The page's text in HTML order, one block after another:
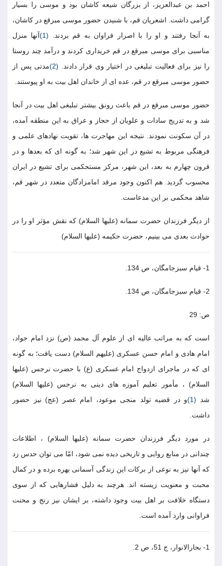
احمد بن عبدالعزيز، از بزرگان شيعه كاشان بود و موسى را بسيار
گرامى داشت. اشعريان قم، با شنيدن حضور موسى مبرقع در كاشان،
به آنجا رفتند و او را با اصرار فراوان به قم بردند. (1)
آنها منزل
مناسبى براى موسى مبرقع در قم خريدارى كردند و درآمد چند روستا
را نيز براى فعاليت تبليغى در اختيار وى قرار دادند. (2)
مدتى پس از
حضور موسى مبرقع در قم، عده اى از خاندان اهل بيت به او پيوستند.
حضور موسى مبرقع در قم باعث رونق بيشتر تبليغى اهل بيت در آنجا
شد و به تدريج سادات و علويان از حجاز و عراق به اين منطقه آمده،
در آن سكونت نمودند. نتيجه اين مهاجرت ها، تقويت نهادهاى علمى و
فرهنگى مربوط به تشيع در اين شهر شد؛ به گونه اى كه بعدها و در
قرون چهارم به بعد، اين شهر، مركز مستحكمى براى تشيع در ايران
محسوب گرديد. هم اكنون وجود مرقد امامزادگان متعدد در شهر قم،
شاهد محكمى بر اين مدعاست.
از ديگر فرزندان حضرت سمانه (عليها السلام) كه نقش مؤثر او را در
حوادث بعدى مى بينيم، حضرت حكيمه (عليها السلام)
1- قيام سبزجامگان، ص 134.
2- قيام سبزجامگان، ص 134.
ص: 29
است كه به مراتب عاليه اى از علوم آل محمد (ص) نزد امام جواد،
امام هادى و امام حسن عسكرى (عليهم السلام) دست يافت؛ به گونه
اى كه در ماجراى ازدواج امام عسكرى (ع) با حضرت نرجس (عليها
السلام) ، مأمور تعليم آموزه هاى دينى به نرجس (عليها السلام)
شد (1)
و در قضيه تولد منجى موعود، امام عصر (عج) نيز حضور
داشت.
در مورد ديگر فرزندان حضرت سمانه (عليها السلام) ، اطلاعات
چندانى در منابع روايى و تاريخى ديده نمى شود، امّا مى توان حدس زد
كه آنها نيز به نوعى از بركات اين زندگى آسمانى بهره برده و در كمال
محبت و معنويت زيسته اند. هرچند به دليل فشارهايى كه از سوى
دستگاه خلافت بر اهل بيت وجود داشته، بر ايشان نيز رنج و محنت
فراوانى وارد آمده است.
1- بحارالانوار، ج 51، ص 2.